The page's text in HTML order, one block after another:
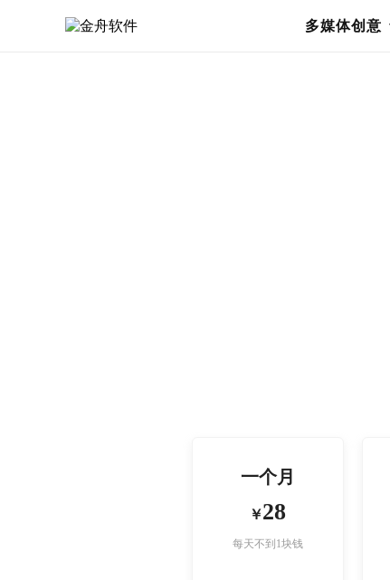
多媒体创意
一个月
￥28
每天不到1块钱